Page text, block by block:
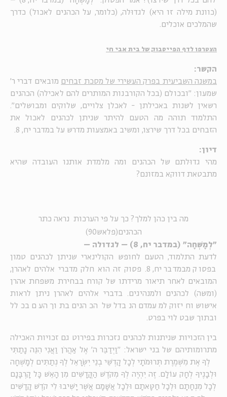
(כוונת מילה זו היא) לגדוּלה, (כלומר, על הכהנים לאכול) כדרך
שהמלכים אוכלים.
הצטרפו לדף הפייסבוק של בית אבי חי
הקשר:
במשנה השביעית בפרק העשירי של מסכת זבחים מובאים דברי ר'
שמעון: "ובכולם (בכל הקורבנות המותרים להם לאכילה) הכהנים
רשאין לשנות באכילתן - לאכלן צלויים, שלוקים ומבושלים".
התלמוד תוהה מה הטעם להיתר שניתן לכהנים לאכול את
הזבחים בכל דרך שירצו, ומשיב באמצעות מדרש על במדבר יח, 8.
דיון:
מהי גדוּלתם של הכהנים ומה מלמדת אותנו העובדה שהיא
מתבטאת דווקא במזונם?
מה בין כהן למלך? כך על פי הערכות נראה כתר
הכהנים(פלאש90)
"לְמָשְׁחָה" (במדבר יח, 8) – לגדולה –
לדעת התלמוד, הטעם לחופש הקולינארי שניתן לכהנים טמון
בפסוק מבמדבר יח, 8. פסוק זה הוא חלק מדברי אלהים לאהרן,
המובאים לאחר תיאור מרידתו של קורח בבחירת משפחת אהרן
(ומשה) לכהנים ולמנהיגים. בדברי אלהים לאהרן ניתן לראות
אישוש וחיזוק למעמדם הנבדל של הכהנים בתוך העם בכלל
ובתוך שבט לוי בפרט.
בין הזכויות שניתנות לכהנים נזכרות בפירוט גם זכויות האכילה
מתרומותיהם של בני ישראל: "וַיְדַבֵּר ה' אֶל אַהֲרֹן וַאֲנִי הִנֵּה נָתַתִּי
לְךָ אֶת מִשְׁמֶרֶת תְּרוּמֹתָי לְכָל קָדְשֵׁי בְנֵי יִשְׂרָאֵל לְךָ נְתַתִּים לְמָשְׁחָה
וּלְבָנֶיךָ לְחָק עוֹלָם. זֶה יִהְיֶה לְךָ מִקֹּדֶשׁ הַקֳּדָשִׁים מִן הָאֵשׁ כָּל קָרְבָּנָם
לְכָל מִנְחָתָם וּלְכָל חַטָּאתָם וּלְכָל אֲשָׁמָם אֲשֶׁר יָשִׁיבוּ לִי קֹדֶשׁ קָדָשִׁים